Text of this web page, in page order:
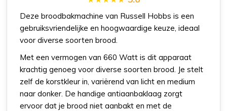
Deze broodbakmachine van Russell Hobbs is een
gebruiksvriendelijke en hoogwaardige keuze, ideaal
voor diverse soorten brood.
Met een vermogen van 660 Watt is dit apparaat
krachtig genoeg voor diverse soorten brood. Je stelt
zelf de korstkleur in, variërend van licht en medium
naar donker. De handige antiaanbaklaag zorgt
ervoor dat je brood niet aanbakt en met de